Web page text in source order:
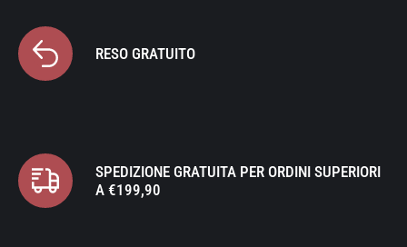
RESO GRATUITO
SPEDIZIONE GRATUITA PER ORDINI SUPERIORI
A €199,90